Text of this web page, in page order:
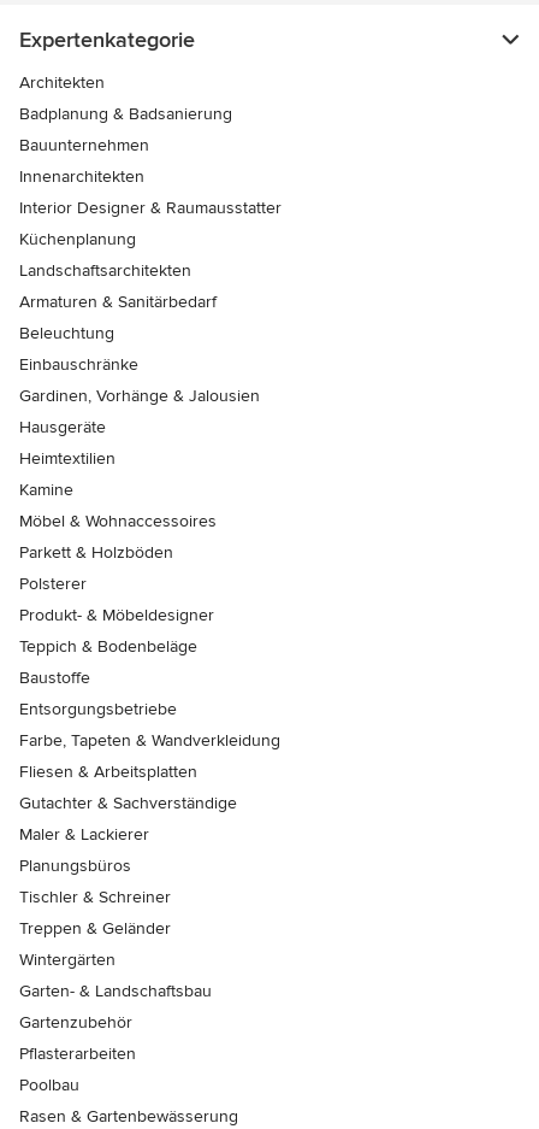
Expertenkategorie
Architekten
Badplanung & Badsanierung
Bauunternehmen
Innenarchitekten
Interior Designer & Raumausstatter
Küchenplanung
Landschaftsarchitekten
Armaturen & Sanitärbedarf
Beleuchtung
Einbauschränke
Gardinen, Vorhänge & Jalousien
Hausgeräte
Heimtextilien
Kamine
Möbel & Wohnaccessoires
Parkett & Holzböden
Polsterer
Produkt- & Möbeldesigner
Teppich & Bodenbeläge
Baustoffe
Entsorgungsbetriebe
Farbe, Tapeten & Wandverkleidung
Fliesen & Arbeitsplatten
Gutachter & Sachverständige
Maler & Lackierer
Planungsbüros
Tischler & Schreiner
Treppen & Geländer
Wintergärten
Garten- & Landschaftsbau
Gartenzubehör
Pflasterarbeiten
Poolbau
Rasen & Gartenbewässerung